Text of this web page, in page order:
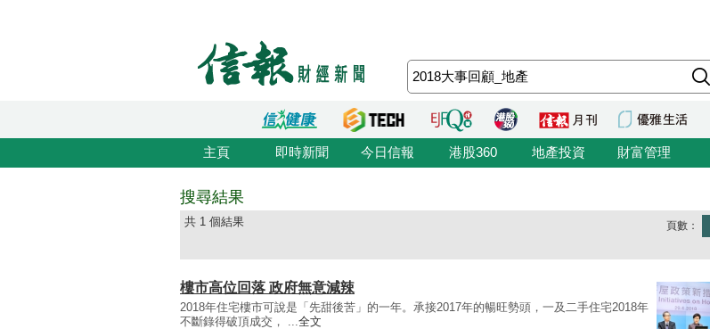
主頁 即時新聞 今日信報 港股360 地產投資 財富管理
搜尋結果
共 1 個結果 頁數：
樓市高位回落 政府無意減辣
2018年住宅樓市可說是「先甜後苦」的一年。承接2017年的暢旺勢頭，一及二手住宅2018年
不斷錄得破頂成交， ...全文